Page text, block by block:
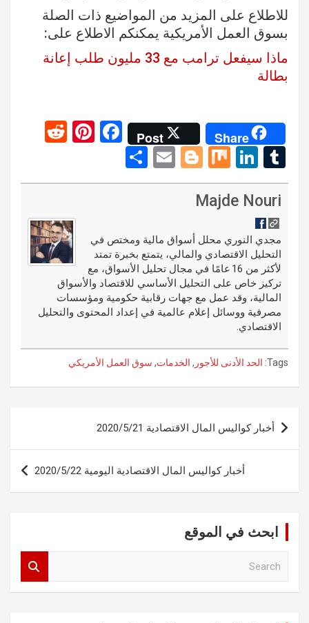
للاطلاع على المزيد من المواضيع ذات الصلة
بسوق العمل الأمريكية يمكنكم الاطلاع على:
ماذا سيفعل ترامب مع 33 مليون طلب إعانة
بطالة
Share
Post
F
ce
o
k
Pi
er
t
d
t
T
u
m
bl
r
Li
n
ke
n
M
ix
Bl
o
er
E
m
h
Majde Nouri
مجدي النوري محلل أسواق مالية ومختص في
التحليل الاقتصادي والمالي، يتمتع بخبرة تمتد
لأكثر من 16 عامًا في مجال تحليل الأسواق، مع
تركيز خاص على التحليل الأساسي للاقتصاد والأسواق
المالية، وقد عمل مع جهات رقابية حكومية ومؤسسات
مصرفية ووسائل إعلام عالمية في إعداد المحتوى والتحليل
الاقتصادي.
Tags: الحد الأدنى للأجور , الخدمات, سوق العمل الأمريكي
تصفّح
المقالات
أخبار كواليس المال الاقتصادية 2020/5/21
أخبار كواليس المال الاقتصادية اليومية 2020/5/22
ابحث في الموقع